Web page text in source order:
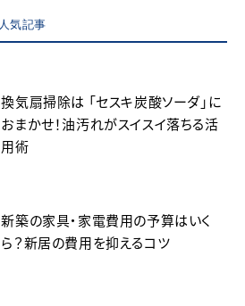
人気記事
換気扇掃除は 「セスキ炭酸ソーダ」に
おまかせ！油汚れがスイスイ落ちる活
用術
新築の家具・家電費用の予算はいく
ら？新居の費用を抑えるコツ